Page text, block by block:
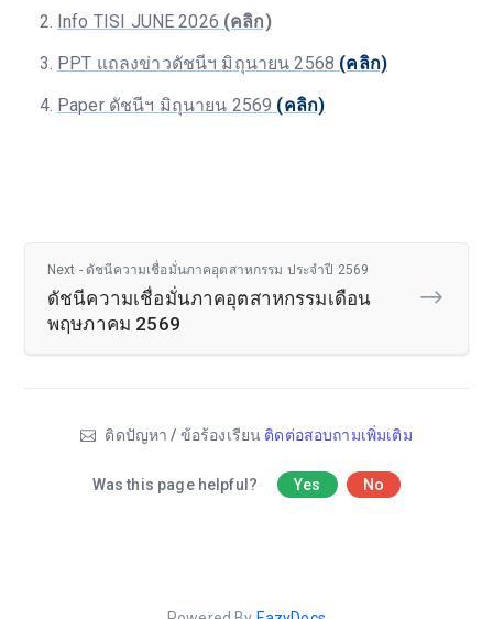
Info TISI JUNE 2026 (คลิก)
PPT แถลงข่าวดัชนีฯ มิถุนายน 2568 (คลิก)
Paper ดัชนีฯ มิถุนายน 2569 (คลิก)
Next - ดัชนีความเชื่อมั่นภาคอุตสาหกรรม ประจำปี 2569
ดัชนีความเชื่อมั่นภาคอุตสาหกรรมเดือน
พฤษภาคม 2569
ติดปัญหา / ข้อร้องเรียน ติดต่อสอบถามเพิ่มเติม
Was this page helpful? Yes No